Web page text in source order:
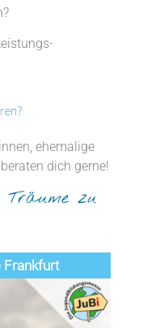
ehemalige
dich gerne!
zu
Frankfurt